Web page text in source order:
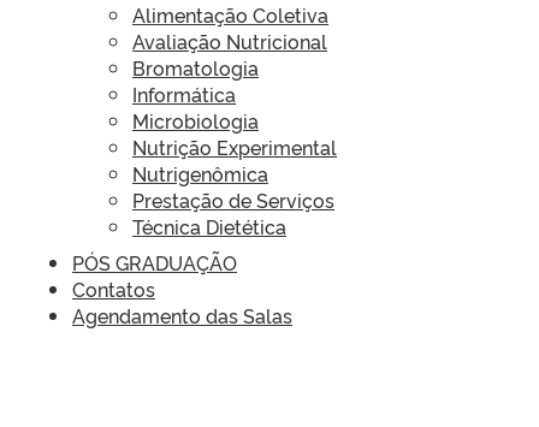
Alimentação Coletiva
Avaliação Nutricional
Bromatologia
Informática
Microbiologia
Nutrição Experimental
Nutrigenômica
Prestação de Serviços
Técnica Dietética
PÓS GRADUAÇÃO
Contatos
Agendamento das Salas